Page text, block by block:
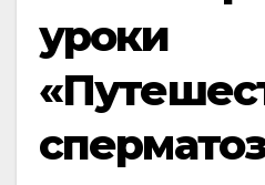
уроки